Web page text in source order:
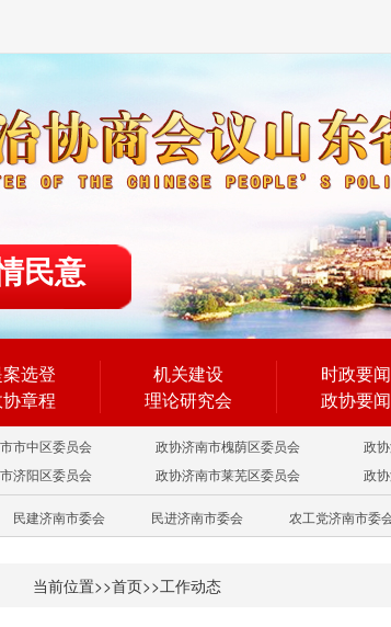
民意
选登
章程
机关建设
理论研究会
时政要闻
政协要闻
市中区委员会 政协济南市槐荫区委员会 政
济阳区委员会 政协济南市莱芜区委员会 政
民建济南市委会 民进济南市委会 农工党济南市委
当前位置>>首页>>工作动态